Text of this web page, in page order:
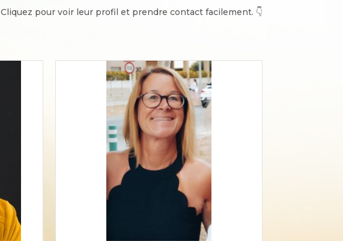
Cliquez pour voir leur profil et prendre contact facilement. 👇​